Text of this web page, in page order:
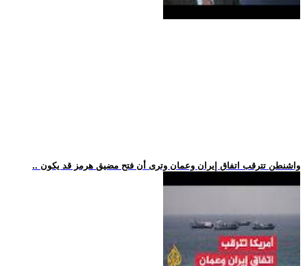
.. واشنطن تترقب اتفاق إيران وعمان وترى أن فتح مضيق هرمز قد يكون